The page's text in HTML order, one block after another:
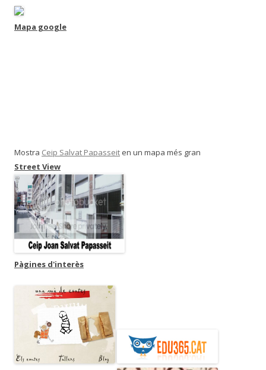
Mapa google
Mostra Ceip Salvat Papasseit en un mapa més gran
Street View
Pàgines d'interès